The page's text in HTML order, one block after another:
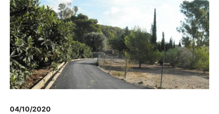
04/10/2020